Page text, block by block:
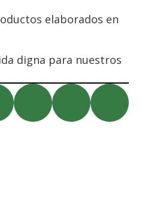
elaborados en
digna para nuestros